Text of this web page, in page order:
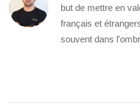
but de mettre en
français et
souvent dans